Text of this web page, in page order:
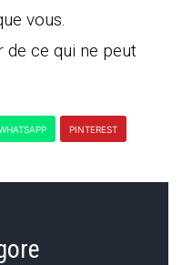
vous.
de ce qui ne peut
PINTEREST